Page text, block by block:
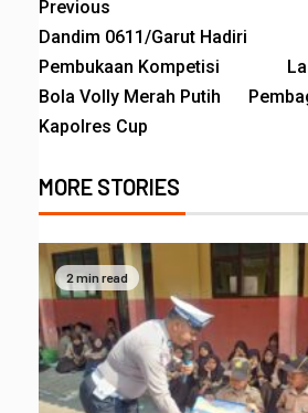
Previous
Dandim 0611/Garut Hadiri
Pembukaan Kompetisi
Bola Volly Merah Putih
Kapolres Cup
MORE STORIES
2 min read